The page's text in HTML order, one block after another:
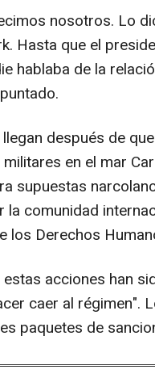
nosotros. Lo
Hasta que el
hablaba de la
después de
en el mar
supuestas
la comunidad
los Derechos
estas acciones han
caer al régimen".
paquetes de